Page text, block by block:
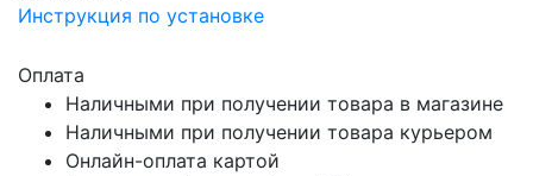
Инструкция по установке
Оплата
Наличными при получении товара в магазине
Наличными при получении товара курьером
Онлайн-оплата картой